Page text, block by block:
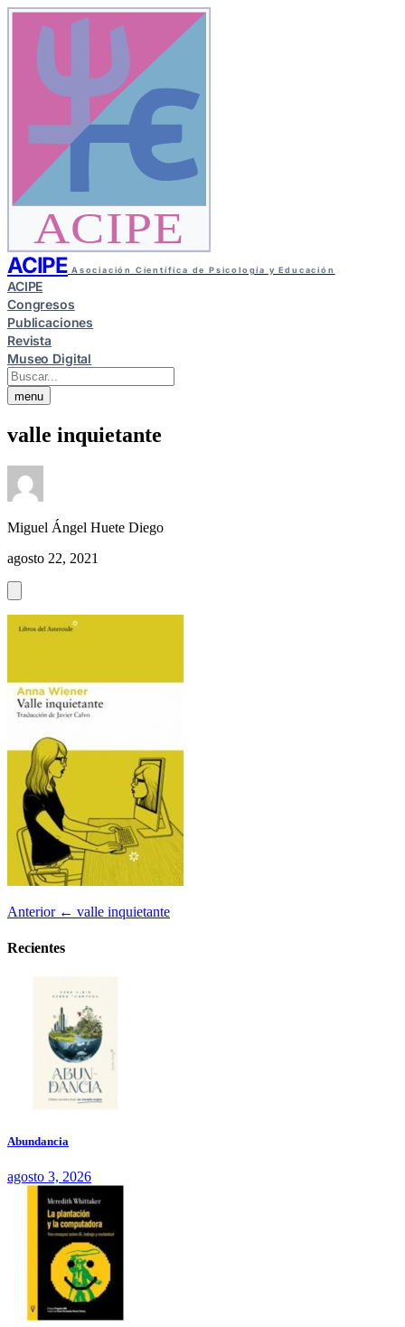
ACIPE
ACIPE Asociación Científica de Psicología y Educación
ACIPE
Congresos
Publicaciones
Revista
Museo Digital
menu
valle inquietante
Miguel Ángel Huete Diego
agosto 22, 2021
Anterior ← valle inquietante
Recientes
Abundancia
agosto 3, 2026